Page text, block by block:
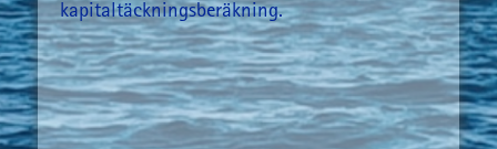
kapitaltäckningsberäkning.